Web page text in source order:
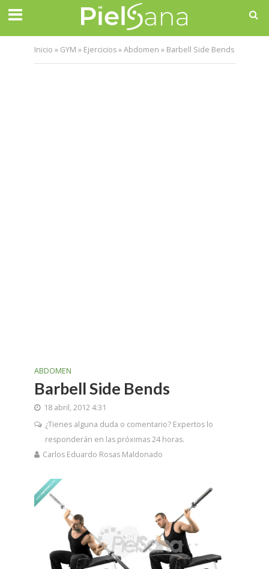
Inicio » GYM » Ejercicios»Abdomen » Barbell Side Bends
ABDOMEN
Barbell Side Bends
18 abril, 2012 4:31
¿Tienes alguna duda o comentario? Expertos lo
responderán en las próximas 24 horas.
Carlos Eduardo Rosas Maldonado